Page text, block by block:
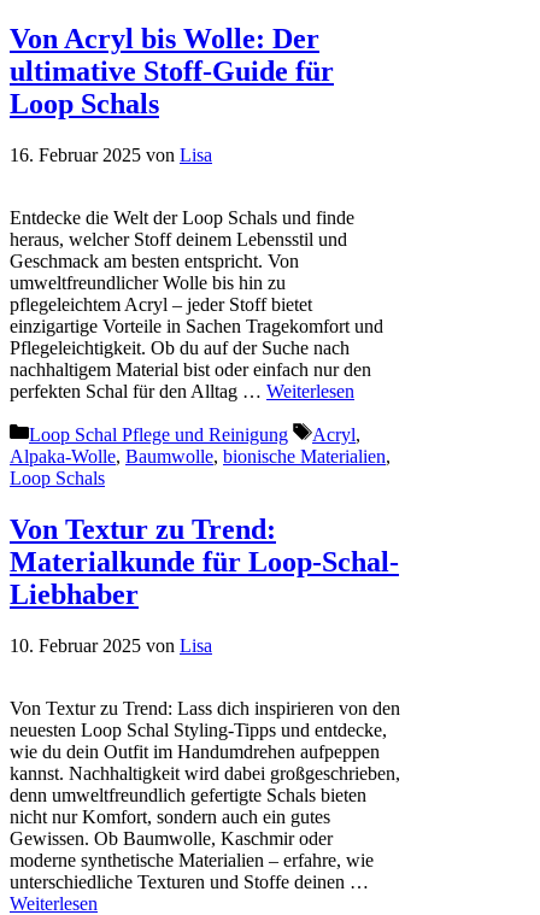
Von Acryl bis Wolle: Der
ultimative Stoff-Guide für
Loop Schals
16. Februar 2025 von Lisa
Entdecke die Welt der Loop Schals und finde
heraus, welcher Stoff deinem Lebensstil und
Geschmack am besten entspricht. Von
umweltfreundlicher Wolle bis hin zu
pflegeleichtem Acryl – jeder Stoff bietet
einzigartige Vorteile in Sachen Tragekomfort und
Pflegeleichtigkeit. Ob du auf der Suche nach
nachhaltigem Material bist oder einfach nur den
perfekten Schal für den Alltag … Weiterlesen
Kategorien
Loop Schal Pflege und Reinigung Schlagwörter
Acryl,
Alpaka-Wolle, Baumwolle, bionische Materialien,
Loop Schals
Von Textur zu Trend:
Materialkunde für Loop-Schal-
Liebhaber
10. Februar 2025 von Lisa
Von Textur zu Trend: Lass dich inspirieren von den
neuesten Loop Schal Styling-Tipps und entdecke,
wie du dein Outfit im Handumdrehen aufpeppen
kannst. Nachhaltigkeit wird dabei großgeschrieben,
denn umweltfreundlich gefertigte Schals bieten
nicht nur Komfort, sondern auch ein gutes
Gewissen. Ob Baumwolle, Kaschmir oder
moderne synthetische Materialien – erfahre, wie
unterschiedliche Texturen und Stoffe deinen …
Weiterlesen